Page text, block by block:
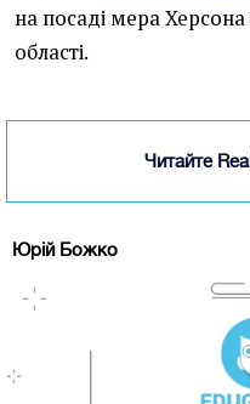
на посаді мера
області.
Читайте
Юрій Божко